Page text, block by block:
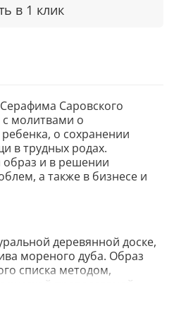
в 1 клик
Саровского
молитвами о
о сохранении
в трудных родах.
и в решении
а также в бизнесе и
деревянной доске,
мореного дуба. Образ
списка методом,
русской православной